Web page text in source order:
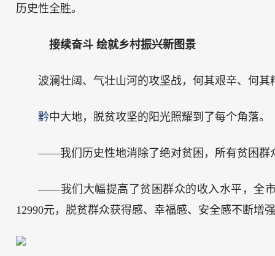
历史性全胜。
接续奋斗 绘就乡村振兴新图景
波澜壮阔、气壮山河的攻坚战，何其艰辛、何
黔中大地，脱贫攻坚的阳光照耀到了每个角落。
——我们历史性地消除了绝对贫困，所有贫困群
——我们大幅提高了贫困群众的收入水平，全市
12990元，脱贫群众获得感、幸福感、安全感不断增